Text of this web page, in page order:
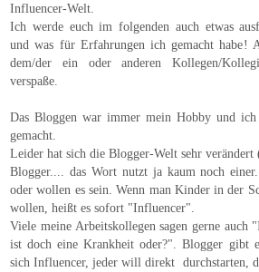
Influencer-Welt.
Ich werde euch im folgenden auch etwas
und was für Erfahrungen ich gemacht habe!
dem/der ein oder anderen Kollegen/
verspaße.
Das Bloggen war immer mein Hobby und ich
gemacht.
Leider hat sich die Blogger-Welt sehr
Blogger.... das Wort nutzt ja kaum noch
oder wollen es sein. Wenn man Kinder in der
wollen, heißt es sofort "Influencer".
Viele meine Arbeitskollegen sagen gerne
ist doch eine Krankheit oder?". Blogger gibt
sich Influencer, jeder will direkt durchstarten,